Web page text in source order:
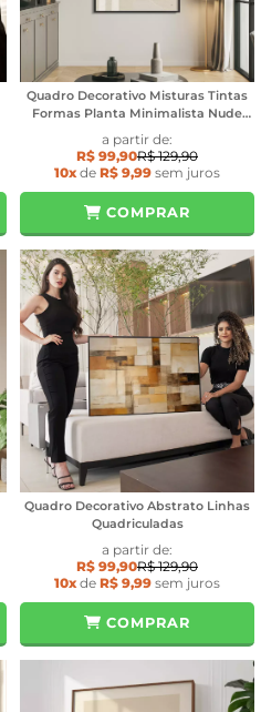
Quadro Decorativo Misturas Tintas
Formas Planta Minimalista Nude
Tons
a partir de:
R$ 99,90R$ 129,90
10x de R$ 9,99 sem juros
COMPRAR
Quadro Decorativo Abstrato Linhas
Quadriculadas
a partir de:
R$ 99,90R$ 129,90
10x de R$ 9,99 sem juros
COMPRAR